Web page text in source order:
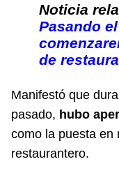
Noticia
Pasando
de
Manifestó que
pasado, hubo
como la puesta en
restaurantero.